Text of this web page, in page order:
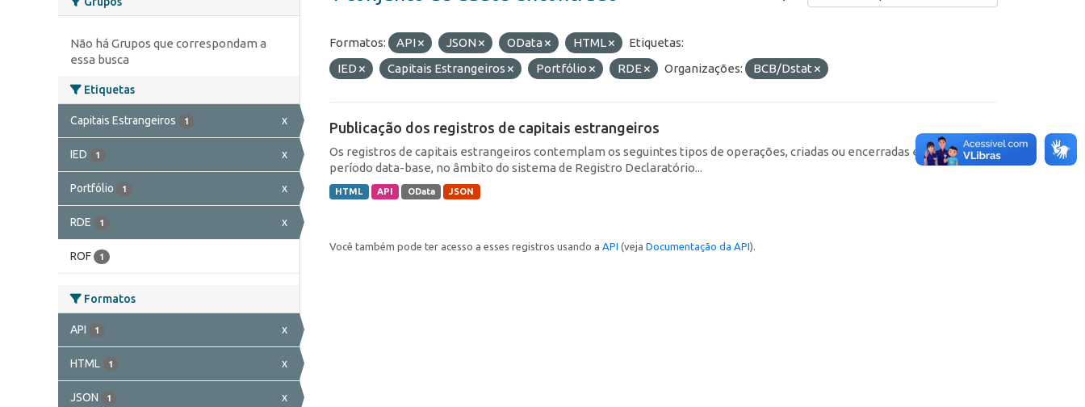
Não há Grupos que correspondam a
essa busca
Etiquetas
Capitais Estrangeiros 1 x
IED 1 x
Portfólio 1 x
RDE 1 x
ROF 1
Formatos
API 1 x
HTML 1 x
JSON 1 x
Formatos: API JSON OData HTML
Etiquetas:
IED
Capitais Estrangeiros Portfólio RDE Organizações: BCB/Dstat
Publicação dos registros de capitais estrangeiros
Os registros de capitais estrangeiros contemplam os seguintes tipos de operações, criadas ou encerradas em cada
período data-base, no âmbito do sistema de Registro Declaratório...
HTML API OData JSON
Você também pode ter acesso a esses registros usando a API (veja Documentação da API).